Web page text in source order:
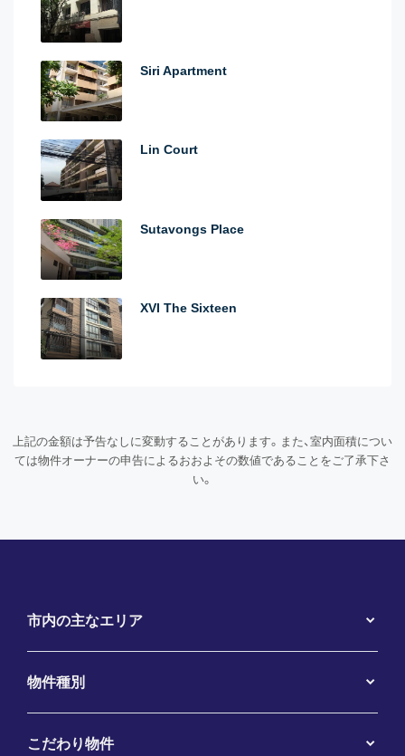
Siri Apartment
Lin Court
Sutavongs Place
XVI The Sixteen
上記の金額は予告なしに変動することがあります。また、室内面積につい
ては物件オーナーの申告によるおおよその数値であることをご了承下さ
い。
市内の主なエリア
物件種別
こだわり物件